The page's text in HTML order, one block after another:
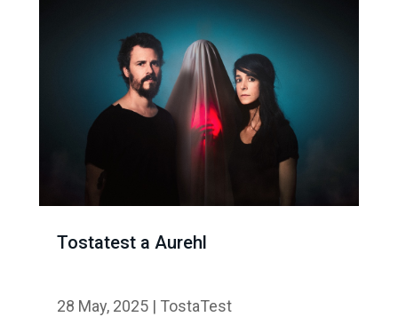
Tostatest a Aurehl
28 May, 2025| TostaTest